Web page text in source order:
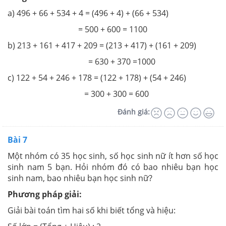
a) 496 + 66 + 534 + 4 = (496 + 4) + (66 + 534)
= 500 + 600 = 1100
b) 213 + 161 + 417 + 209 = (213 + 417) + (161 + 209)
= 630 + 370 =1000
c) 122 + 54 + 246 + 178 = (122 + 178) + (54 + 246)
= 300 + 300 = 600
Đánh giá:
Bài 7
Một nhóm có 35 học sinh, số học sinh nữ ít hơn số học
sinh nam 5 bạn. Hỏi nhóm đó có bao nhiêu bạn học
sinh nam, bao nhiêu bạn học sinh nữ?
Phương pháp giải:
Giải bài toán tìm hai số khi biết tổng và hiệu: